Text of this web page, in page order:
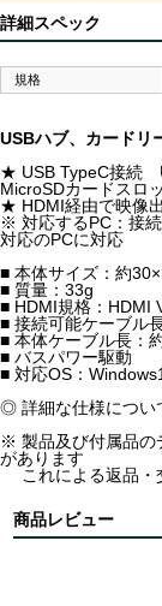
詳細スペック
規格
USBハブ、カードリ
★ USB TypeC接続
MicroSDカードスロ
★ HDMI経由で映像
※ 対応するPC：接
対応のPCに対応
■ 本体サイズ：約
■ 質量：33g
■ HDMI規格：HDMI
■ 接続可能ケーブル
■ 本体ケーブル長：
■ バスパワー駆動
■ 対応OS：
◎ 詳細な仕様につい
※ 製品及び付属品の
があります
これによる返品・
商品レビュー